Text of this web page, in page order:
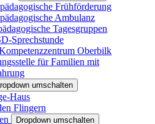
Frühförderung
Ambulanz
Tagesgruppen
Sprechstunde
Oberbilk
für Familien mit
umschalten
Haus
Flingern
Dropdown umschalten